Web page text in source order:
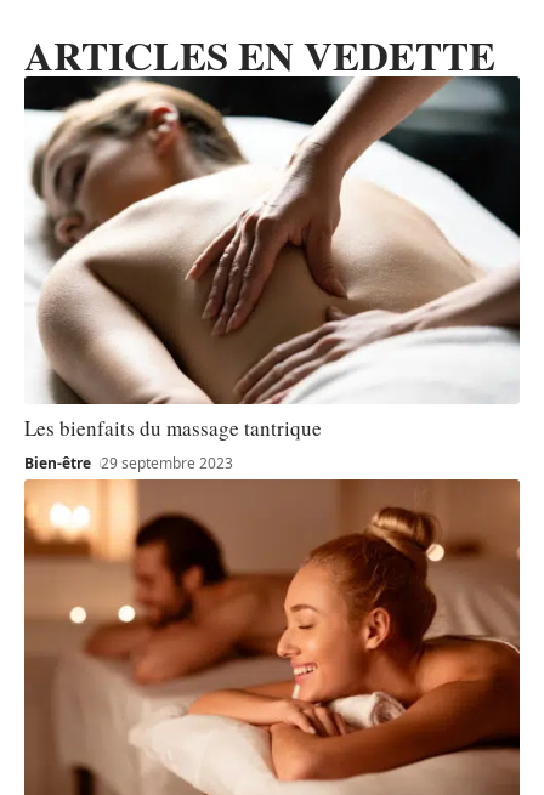
ARTICLES EN VEDETTE
Les bienfaits du massage tantrique
Bien-être 29 septembre 2023